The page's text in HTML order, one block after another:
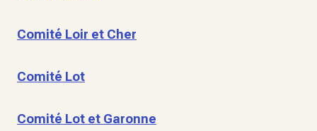
Comité Loir et Cher
Comité Lot
Comité Lot et Garonne